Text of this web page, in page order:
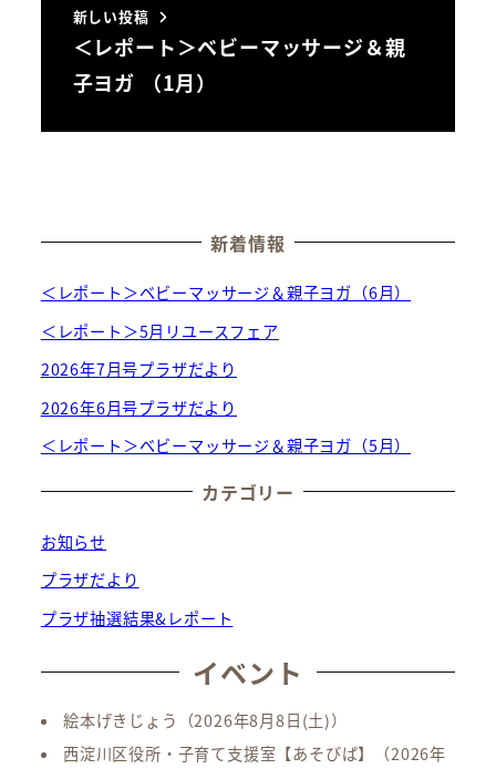
新しい投稿
＜レポート＞ベビーマッサージ＆親
子ヨガ （1月）
新着情報
＜レポート＞ベビーマッサージ＆親子ヨガ（6月）
＜レポート＞5月リユースフェア
2026年7月号プラザだより
2026年6月号プラザだより
＜レポート＞ベビーマッサージ＆親子ヨガ（5月）
カテゴリー
お知らせ
プラザだより
プラザ抽選結果&レポート
イベント
絵本げきじょう
（2026年8月8日(土)）
西淀川区役所・子育て支援室【あそびば】
（2026年